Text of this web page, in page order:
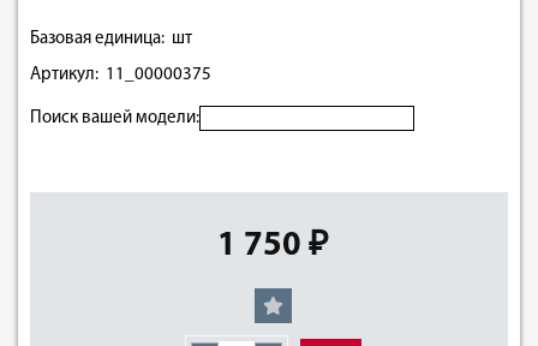
Базовая единица: шт
Артикул: 11_00000375
Поиск вашей модели:
1 750 ₽